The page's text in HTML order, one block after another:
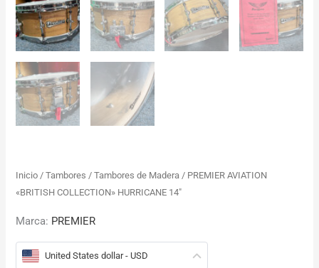
Inicio /Tambores /Tambores de Madera / PREMIER AVIATION
«BRITISH COLLECTION» HURRICANE 14″
Marca: PREMIER
United States dollar - USD